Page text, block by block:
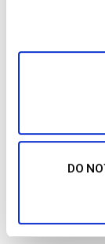
DO
per gli utenti dei
mese.
Sicurezza ⭐
IBM Cloud
sicurezza per gli